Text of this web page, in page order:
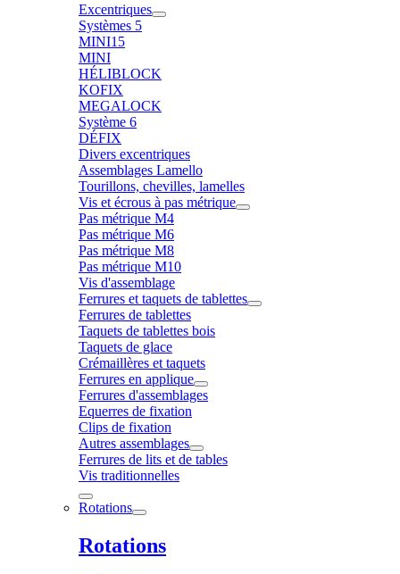
Excentriques
Systèmes 5
MINI15
MINI
HÉLIBLOCK
KOFIX
MEGALOCK
Système 6
DÉFIX
Divers excentriques
Assemblages Lamello
Tourillons, chevilles, lamelles
Vis et écrous à pas métrique
Pas métrique M4
Pas métrique M6
Pas métrique M8
Pas métrique M10
Vis d'assemblage
Ferrures et taquets de tablettes
Ferrures de tablettes
Taquets de tablettes bois
Taquets de glace
Crémaillères et taquets
Ferrures en applique
Ferrures d'assemblages
Equerres de fixation
Clips de fixation
Autres assemblages
Ferrures de lits et de tables
Vis traditionnelles
Rotations
Rotations